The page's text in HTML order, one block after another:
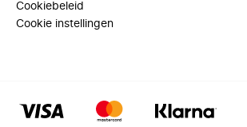
Cookiebeleid
Cookie instellingen